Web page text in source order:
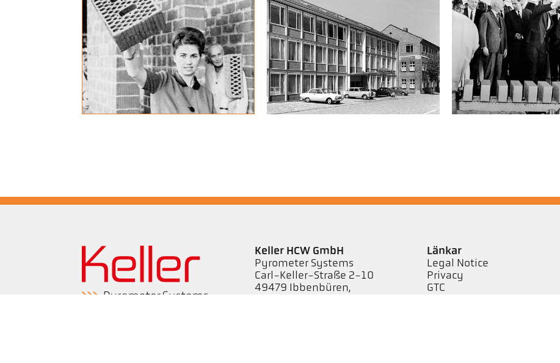
Keller HCW GmbH
Pyrometer Systems
Carl-Keller-Straße 2-10
49479 Ibbenbüren,
Länkar
Legal Notice
Privacy
GTC